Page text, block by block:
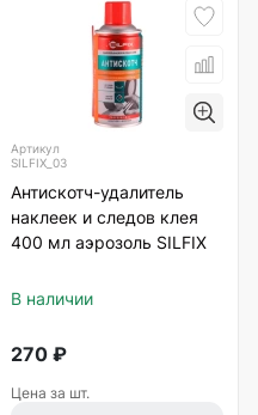
Артикул
SILFIX_03
Антискотч-удалитель
наклеек и следов клея
400 мл аэрозоль SILFIX
В наличии
270 ₽
Цена за шт.